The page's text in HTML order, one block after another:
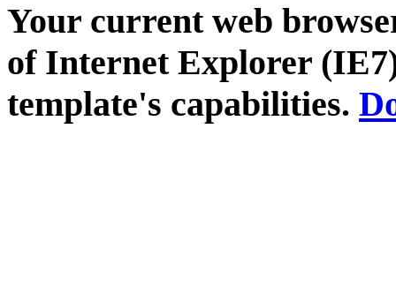
Your current web
of Internet Explorer
template's capabilities.